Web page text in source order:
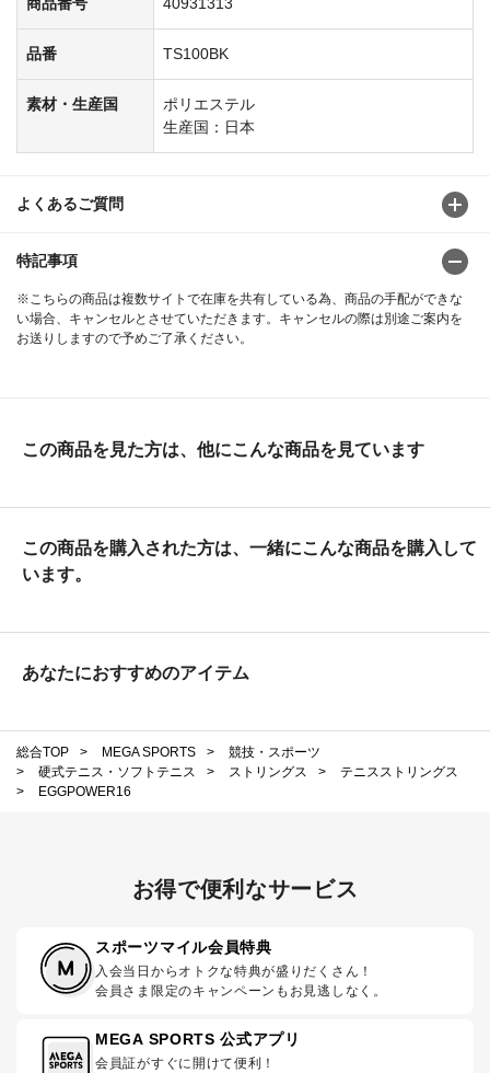
品番 TS100BK
素材・生産国
ポリエステル
生産国：日本
よくあるご質問
特記事項
※こちらの商品は複数サイトで在庫を共有している為、商品の手配ができな
い場合、キャンセルとさせていただきます。キャンセルの際は別途ご案内を
お送りしますので予めご了承ください。
この商品を見た方は、他にこんな商品を見ています
この商品を購入された方は、一緒にこんな商品を購入して
います。
あなたにおすすめのアイテム
総合TOP > MEGA SPORTS >
競技・スポーツ
>
硬式テニス・ソフトテニス > ストリングス >
テニスストリングス
>
EGGPOWER16
お得で便利なサービス
スポーツマイル会員特典
入会当日からオトクな特典が盛りだくさん！
会員さま限定のキャンペーンもお見逃しなく。
MEGA SPORTS 公式アプリ
会員証がすぐに開けて便利！